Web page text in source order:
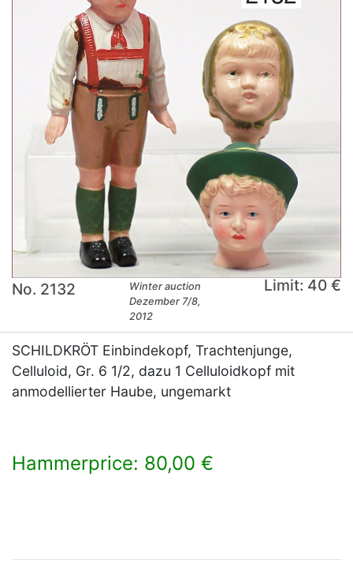
No. 2132
Winter auction
Dezember 7/8,
2012
Limit: 40 €
SCHILDKRÖT Einbindekopf, Trachtenjunge,
Celluloid, Gr. 6 1/2, dazu 1 Celluloidkopf mit
anmodellierter Haube, ungemarkt
Hammerprice: 80,00 €